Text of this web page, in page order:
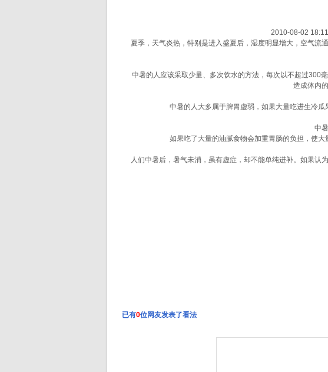
2010-08-02
夏季，天气炎热，特别是进入盛夏后，湿度明显增大，空气流
中暑的人应该采取少量、多次饮水的方法，每次以不超过300毫
造成体内
中暑的人大多属于脾胃虚弱，如果大量吃进生冷瓜
中暑后
如果吃了大量的油腻食物会加重胃肠的负担，使大
人们中暑后，暑气未消，虽有虚症，却不能单纯进补。如果认
已有0位网友发表了看法